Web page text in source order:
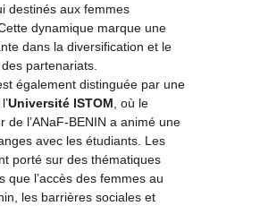
destinés aux femmes
dynamique marque une
dans la diversification et le
partenariats.
également distinguée par une
Université ISTOM , où le
de l’ANaF-BENIN a animé une
avec les étudiants. Les
porté sur des thématiques
que l’accès des femmes au
les barrières sociales et